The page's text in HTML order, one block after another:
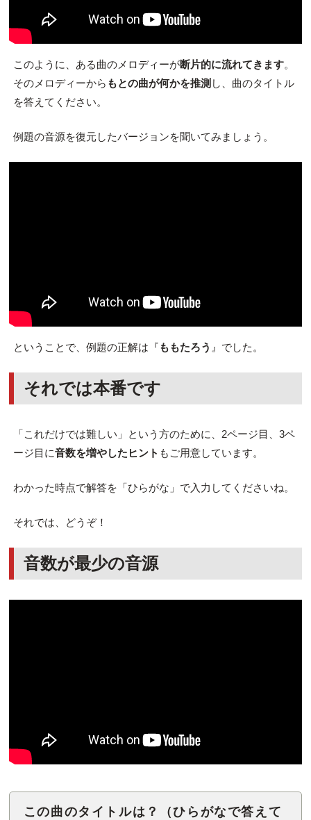
このように、ある曲のメロディーが断片的に流れてきます。
そのメロディーから もとの曲が何かを推測 し、曲のタイトル
を答えてください。
例題の音源を復元したバージョンを聞いてみましょう。
ということで、例題の正解は『ももたろう 』でした。
それでは本番です
「これだけでは難しい」という方のために、2ページ目、3ペ
ージ目に音数を増やしたヒント もご用意しています。
わかった時点で解答を「ひらがな」で入力してくださいね。
それでは、どうぞ！
音数が最少の音源
この曲のタイトルは？（ひらがなで答えて